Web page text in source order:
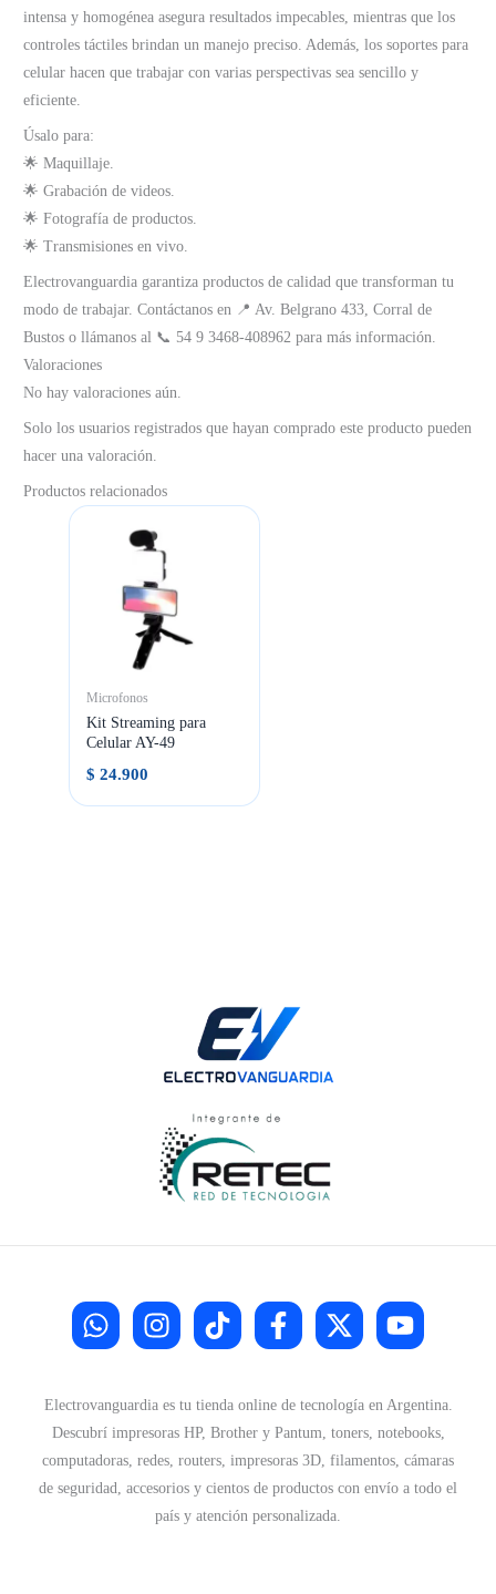
intensa y homogénea asegura resultados impecables, mientras que los
controles táctiles brindan un manejo preciso. Además, los soportes para
celular hacen que trabajar con varias perspectivas sea sencillo y
eficiente.
Úsalo para:
🌟 Maquillaje.
🌟 Grabación de videos.
🌟 Fotografía de productos.
🌟 Transmisiones en vivo.
Electrovanguardia garantiza productos de calidad que transforman tu
modo de trabajar. Contáctanos en 📍 Av. Belgrano 433, Corral de
Bustos o llámanos al 📞 54 9 3468-408962 para más información.
Valoraciones
No hay valoraciones aún.
Solo los usuarios registrados que hayan comprado este producto pueden
hacer una valoración.
Productos relacionados
Microfonos
Kit Streaming para
Celular AY-49
$ 24.900
Electrovanguardia es tu tienda online de tecnología en Argentina.
Descubrí impresoras HP, Brother y Pantum, toners, notebooks,
computadoras, redes, routers, impresoras 3D, filamentos, cámaras
de seguridad, accesorios y cientos de productos con envío a todo el
país y atención personalizada.